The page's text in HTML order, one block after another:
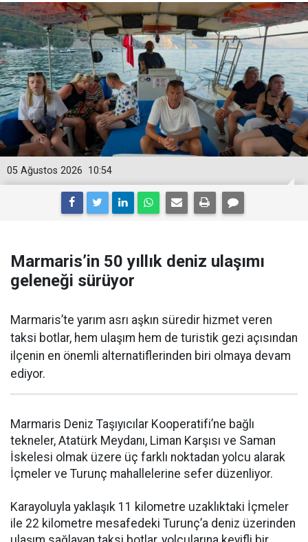
10:54
05 Ağustos 2026
Marmaris’in 50 yıllık deniz ulaşımı
geleneği sürüyor
Marmaris’te yarım asrı aşkın süredir hizmet veren
taksi botlar, hem ulaşım hem de turistik gezi açısından
ilçenin en önemli alternatiflerinden biri olmaya devam
ediyor.
Marmaris Deniz Taşıyıcılar Kooperatifi’ne bağlı
tekneler, Atatürk Meydanı, Liman Karşısı ve Saman
İskelesi olmak üzere üç farklı noktadan yolcu alarak
İçmeler ve Turunç mahallelerine sefer düzenliyor.
Karayoluyla yaklaşık 11 kilometre uzaklıktaki İçmeler
ile 22 kilometre mesafedeki Turunç’a deniz üzerinden